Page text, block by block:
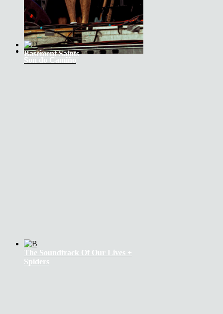
Son do Camiño
Basement Saints
The Soundtrack Of Our Lives +
Spiders